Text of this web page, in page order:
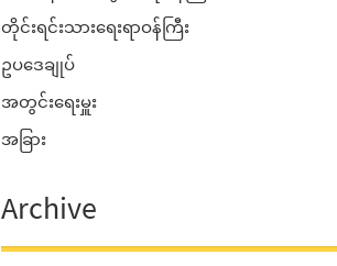
တိုင်းရင်းသားရေးရာဝန်ကြီး
ဥပဒေချုပ်
အတွင်းရေးမှူး
အခြား
Archive